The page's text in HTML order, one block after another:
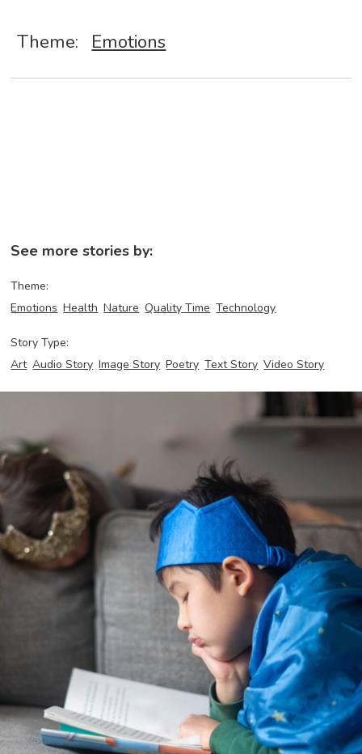
Theme: Emotions
See more stories by:
Theme:
Emotions Health Nature Quality Time Technology
Story Type:
Art Audio Story Image Story Poetry Text Story Video Story